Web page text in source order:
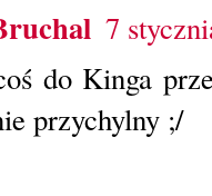
7
do Kinga
przychylny ;/